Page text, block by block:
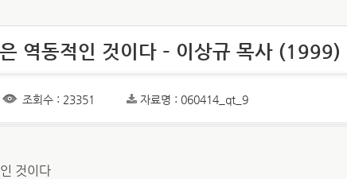
역동적인 것이다 – 이상규 목사 (1999)
조회수 : 23351 자료명 : 060414_qt_9
것이다